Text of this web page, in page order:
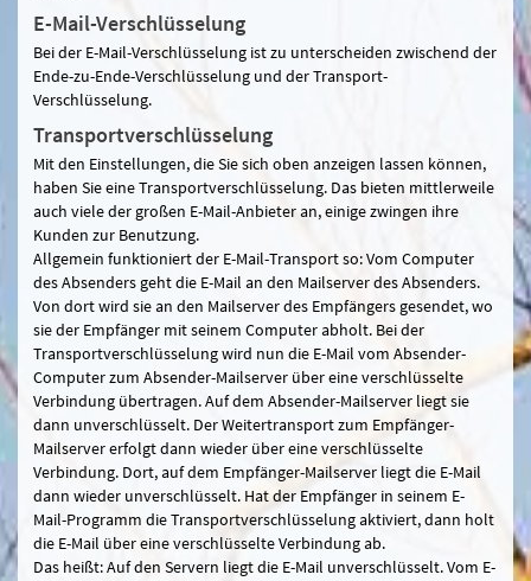
E-Mail-Verschlüsselung
Bei der E-Mail-Verschlüsselung ist zu unterscheiden zwischend der
Ende-zu-Ende-Verschlüsselung und der Transport-
Verschlüsselung.
Transportverschlüsselung
Mit den Einstellungen, die Sie sich oben anzeigen lassen können,
haben Sie eine Transportverschlüsselung. Das bieten mittlerweile
auch viele der großen E-Mail-Anbieter an, einige zwingen ihre
Kunden zur Benutzung.
Allgemein funktioniert der E-Mail-Transport so: Vom Computer
des Absenders geht die E-Mail an den Mailserver des Absenders.
Von dort wird sie an den Mailserver des Empfängers gesendet, wo
sie der Empfänger mit seinem Computer abholt. Bei der
Transportverschlüsselung wird nun die E-Mail vom Absender-
Computer zum Absender-Mailserver über eine verschlüsselte
Verbindung übertragen. Auf dem Absender-Mailserver liegt sie
dann unverschlüsselt. Der Weitertransport zum Empfänger-
Mailserver erfolgt dann wieder über eine verschlüsselte
Verbindung. Dort, auf dem Empfänger-Mailserver liegt die E-Mail
dann wieder unverschlüsselt. Hat der Empfänger in seinem E-
Mail-Programm die Transportverschlüsselung aktiviert, dann holt
die E-Mail über eine verschlüsselte Verbindung ab.
Das heißt: Auf den Servern liegt die E-Mail unverschlüsselt. Vom E-